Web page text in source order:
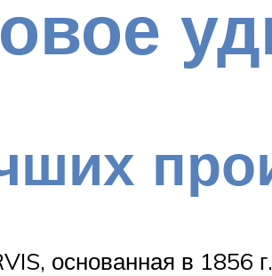
основанная в 1856